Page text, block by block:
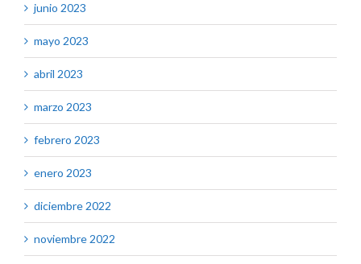
junio 2023
mayo 2023
abril 2023
marzo 2023
febrero 2023
enero 2023
diciembre 2022
noviembre 2022